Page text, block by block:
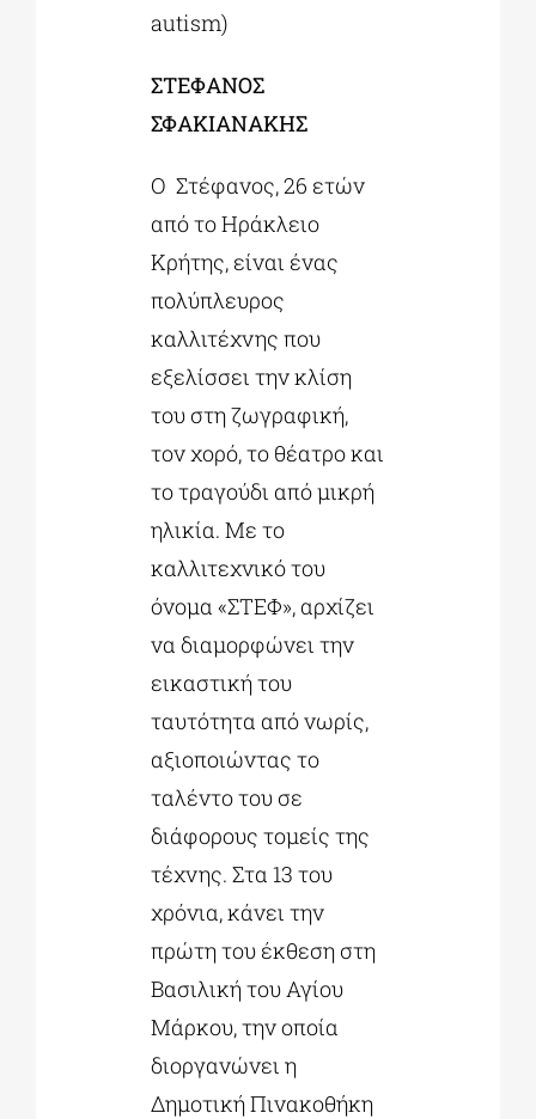
autism)
ΣΤΕΦΑΝΟΣ
ΣΦΑΚΙΑΝΑΚΗΣ
Ο Στέφανος, 26 ετών
από το Ηράκλειο
Κρήτης, είναι ένας
πολύπλευρος
καλλιτέχνης που
εξελίσσει την κλίση
του στη ζωγραφική,
τον χορό, το θέατρο και
το τραγούδι από μικρή
ηλικία. Με το
καλλιτεχνικό του
όνομα «ΣΤΕΦ», αρχίζει
να διαμορφώνει την
εικαστική του
ταυτότητα από νωρίς,
αξιοποιώντας το
ταλέντο του σε
διάφορους τομείς της
τέχνης. Στα 13 του
χρόνια, κάνει την
πρώτη του έκθεση στη
Βασιλική του Αγίου
Μάρκου, την οποία
διοργανώνει η
Δημοτική Πινακοθήκη